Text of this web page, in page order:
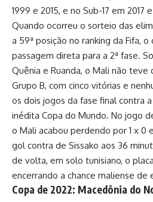
1999 e 2015, e no Sub-17 em 2017
Quando ocorreu o sorteio das
a 59ª posição no ranking da Fifa,
passagem direta para a 2ª fase.
Quênia e Ruanda, o Mali não
Grupo B, com cinco vitórias e
os dois jogos da fase final contra
inédita Copa do Mundo. No jogo
o Mali acabou perdendo por 1 x 0
gol contra de Sissako aos 36
de volta, em solo tunisiano, o
encerrando a chance maliense de
Copa de 2022: Macedônia do